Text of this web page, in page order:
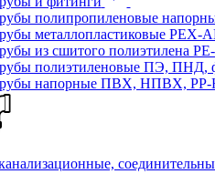
полипропиленовые
металлопластиковые PEX-
из сшитого полиэтилена
полиэтиленовые ПЭ, ПНД,
напорные ПВХ, НПВХ, PP-